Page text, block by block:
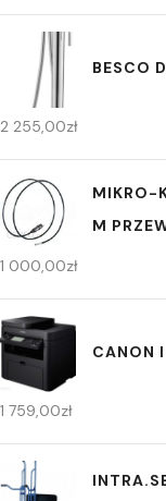
BESCO
2 255,00zł
MIKRO-
M
1 000,00zł
CANON
1 759,00zł